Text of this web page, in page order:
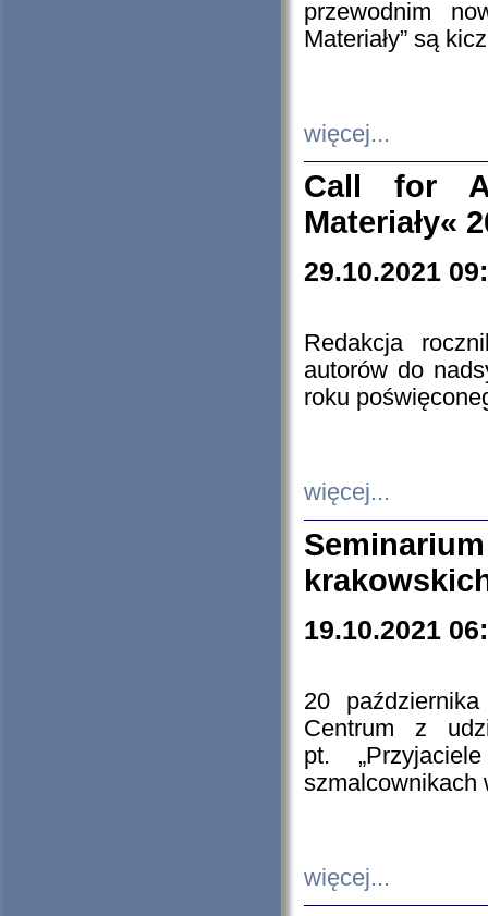
przewodnim
Materiały” są
więcej...
Call for
Materiały«
29.10.2021
Redakcja
autorów do
roku
więcej...
19.10.2021
20
Centrum z
pt.
szmalcownikach
więcej...